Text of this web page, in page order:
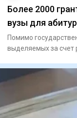
Более 2000
вузы для
Помимо
выделяемых за счет